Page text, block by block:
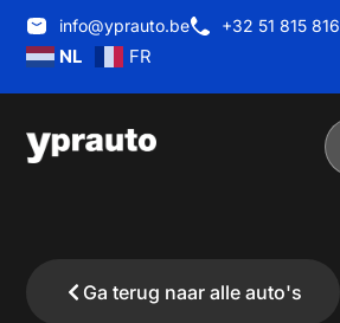
info@yprauto.be +32 51 815 816
NL FR
Ga terug naar alle auto's